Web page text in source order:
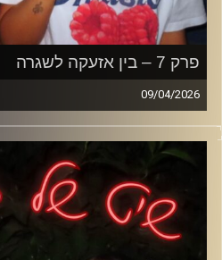
פרק 7 – בין אזעקה לשגרה
09/04/2026
אחרי הפסקה ארוכה שיט של
אחד לא תכנן.
פרק על החיים במדינה שבה שום
לא הזוגיות ולא השפיות. בין
הזויים בין לבין, אנחנו עדיין
ואיך למרות הכל אנחנו עדיין